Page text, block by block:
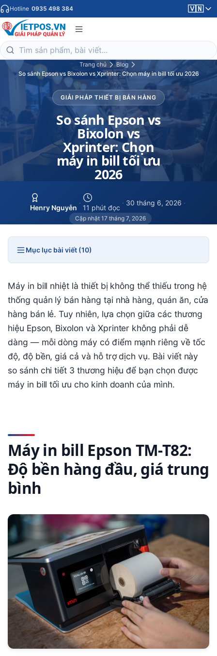
Hotline 0935 498 384 🇻🇳
Trang chủ
Blog
So sánh Epson vs Bixolon vs Xprinter: Chọn máy in bill tối ưu 2026
GIẢI PHÁP THIẾT BỊ BÁN HÀNG
So sánh Epson vs
Bixolon vs
Xprinter: Chọn
máy in bill tối ưu
2026
Henry Nguyễn
·
11 phút đọc
· 30 tháng 6, 2026 ·
Cập nhật 17 tháng 7, 2026
Mục lục bài viết (10)
Máy in bill nhiệt là thiết bị không thể thiếu trong hệ
thống quản lý bán hàng tại nhà hàng, quán ăn, cửa
hàng bán lẻ. Tuy nhiên, lựa chọn giữa các thương
hiệu Epson, Bixolon và Xprinter không phải dễ
dàng — mỗi dòng máy có điểm mạnh riêng về tốc
độ, độ bền, giá cả và hỗ trợ dịch vụ. Bài viết này
so sánh chi tiết 3 thương hiệu để bạn chọn được
máy in bill tối ưu cho kinh doanh của mình.
Máy in bill Epson TM-T82:
Độ bền hàng đầu, giá trung
bình